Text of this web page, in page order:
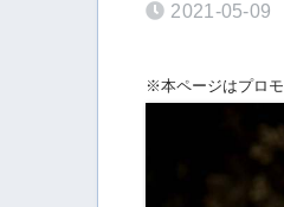
2021-05-09
※本ページはプロ